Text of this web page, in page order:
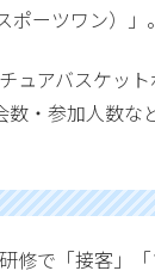
ポーツワン）」。
ュアバスケット
数・参加人数な
修で「接客」